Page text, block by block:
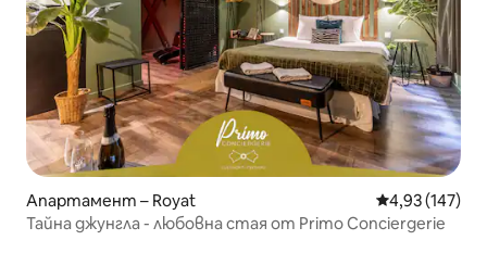
Апартамент – Royat Средна
4,93 (147)
Тайна джунгла - любовна стая от Primo Conciergerie